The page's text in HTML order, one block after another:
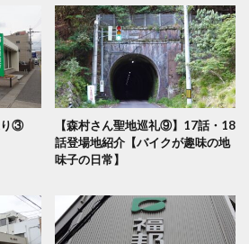
り③
【森村さん聖地巡礼⑨】17話・18
話登場地紹介【バイクが趣味の地
味子の日常】